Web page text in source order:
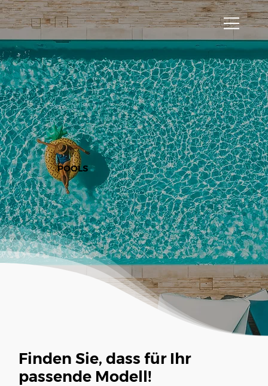
POOLS
Finden Sie, dass für Ihr
passende Modell!